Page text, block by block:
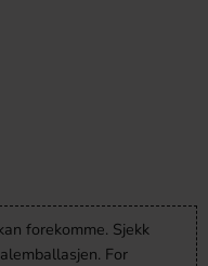
forekomme. Sjekk
For